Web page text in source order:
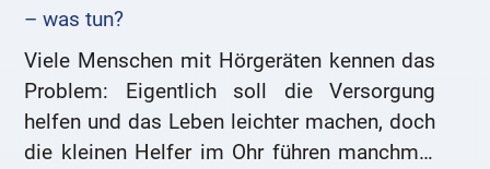
– was tun?
Viele Menschen mit Hörgeräten kennen das
Problem: Eigentlich soll die Versorgung
helfen und das Leben leichter machen, doch
die kleinen Helfer im Ohr führen manchmal